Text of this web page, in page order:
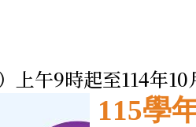
上午9時起至114年
115學